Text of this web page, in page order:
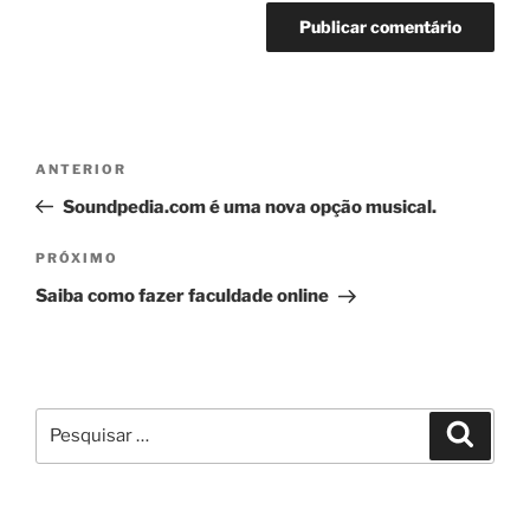
Post
Post
anterior
ANTERIOR
Soundpedia.com é uma nova opção musical.
Próximo
post
PRÓXIMO
Saiba como fazer faculdade online
por: